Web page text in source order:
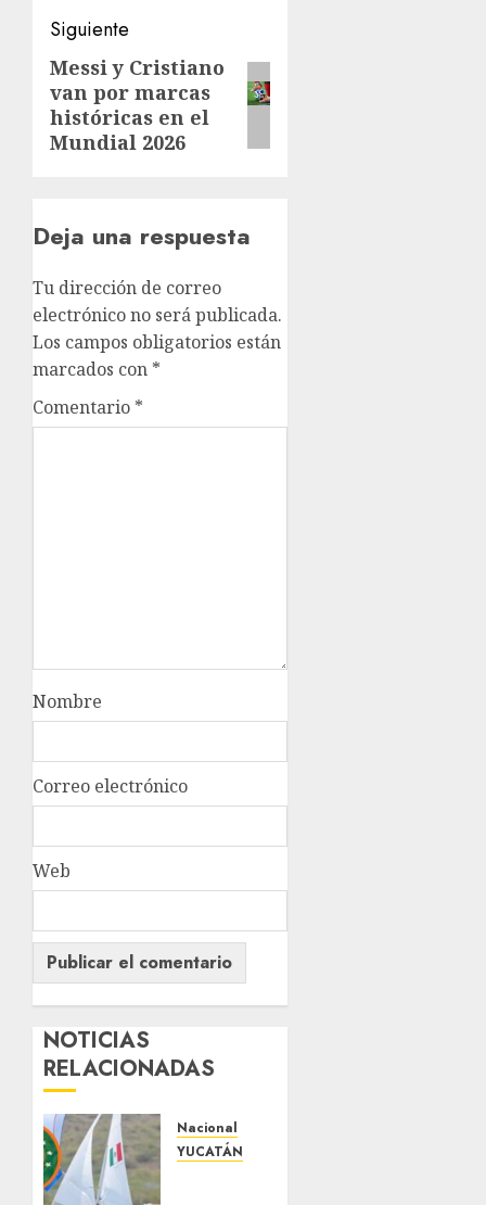
Siguiente
Siguiente
entrada:
Messi y Cristiano
van por marcas
históricas en el
Mundial 2026
Deja una respuesta
Tu dirección de correo
electrónico no será publicada.
Los campos obligatorios están
marcados con *
Comentario *
Nombre
Correo electrónico
Web
NOTICIAS
RELACIONADAS
Nacional
YUCATÁN